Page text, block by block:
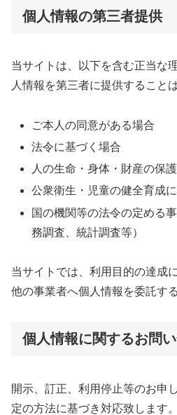
個人情報の第三者提供
当サイトは、以下を含む正当な
人情報を第三者に提供すること
ご本人の同意がある場合
法令に基づく場合
人の生命・身体・財産の保
公衆衛生・児童の健全育成
国の機関等の法令の定める
務調査、統計調査等）
当サイトでは、利用目的の達成
他の事業者へ個人情報を委託す
個人情報に関するお問
開示、訂正、利用停止等のお申
定の方法に基づき対応致します